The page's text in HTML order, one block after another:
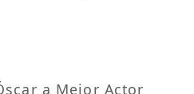
a Mejor Actor